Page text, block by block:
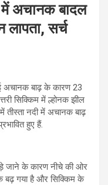
अचानक बादल
सर्च
अचानक बाढ़ के कारण 23
सिक्किम में ल्होनक झील
नदी में अचानक बाढ़
हुए हैं.
जाने के कारण नीचे की ओर
गया है और सिक्किम के